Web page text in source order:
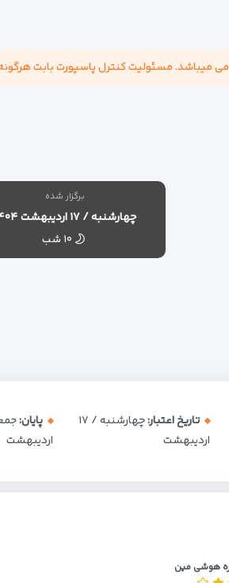
برگزار شده
چهارشنبه / ۱۷ اردیبهشت ۱۴۰۴
۱۰ شب
تاریخ اعتبار:
چهارشنبه / ۱۷
اردیبهشت
پایان:
اردیبهشت